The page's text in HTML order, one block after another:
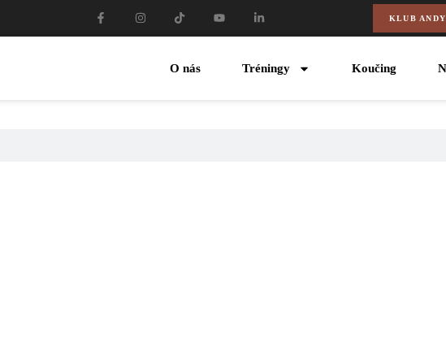
KLUB
O nás Tréningy Koučing